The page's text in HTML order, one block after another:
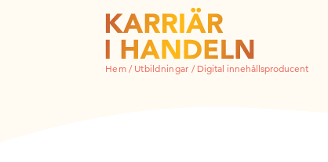
Hem/ Utbildningar / Digital innehållsproducent